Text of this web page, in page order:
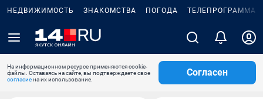
НЕДВИЖИМОСТЬ ЗНАКОМСТВА ПОГОДА ТЕЛЕПРОГРАММА
На информационном ресурсе применяются cookie-
файлы. Оставаясь на сайте, вы подтверждаете свое
согласиена их использование.
Согласен